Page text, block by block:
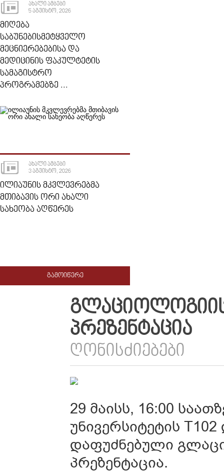
ᲐᲮᲐᲚᲘ ᲐᲛᲑᲔᲑᲘ
5 ᲐᲒᲕᲘᲡᲢᲝ, 2026
ᲛᲘᲦᲔᲑᲐ
ᲡᲐᲑᲣᲜᲔᲑᲘᲡᲛᲔᲢᲧᲕᲔᲚᲝ
ᲛᲔᲪᲜᲘᲔᲠᲔᲑᲔᲑᲘᲡᲐ ᲓᲐ
ᲛᲔᲓᲘᲪᲘᲜᲘᲡ ᲤᲐᲙᲣᲚᲢᲔᲢᲘᲡ
ᲡᲐᲛᲐᲒᲘᲡᲢᲠᲝ
ᲞᲠᲝᲒᲠᲐᲛᲔᲑᲖᲔ ...
ᲐᲮᲐᲚᲘ ᲐᲛᲑᲔᲑᲘ
3 ᲐᲒᲕᲘᲡᲢᲝ, 2026
ᲘᲚᲘᲐᲣᲜᲘᲡ ᲛᲙᲕᲚᲔᲕᲠᲔᲑᲛᲐ
ᲛᲗᲘᲑᲐᲕᲘᲡ ᲝᲠᲘ ᲐᲮᲐᲚᲘ
ᲡᲐᲮᲔᲝᲑᲐ ᲐᲦᲬᲔᲠᲔᲡ
ᲒᲐᲛᲝᲘᲬᲔᲠᲔ
ᲞᲠᲔᲖᲔᲜᲢᲐᲪᲘᲐ
ᲦᲝᲜᲘᲡᲫᲘᲔᲑᲔᲑᲘ
29 მაისს, 16:00
უნივერსიტეტის
დაფუძნებული
პრეზენტაცია.